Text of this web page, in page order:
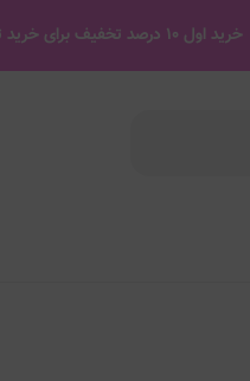
خرید اول ۱۰ درصد تخفیف برای خرید تا سقف ۲ میلیون تومان با کد woshan80